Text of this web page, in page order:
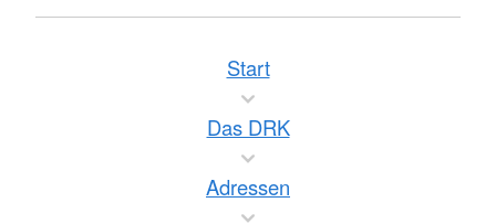
Start
Das DRK
Adressen